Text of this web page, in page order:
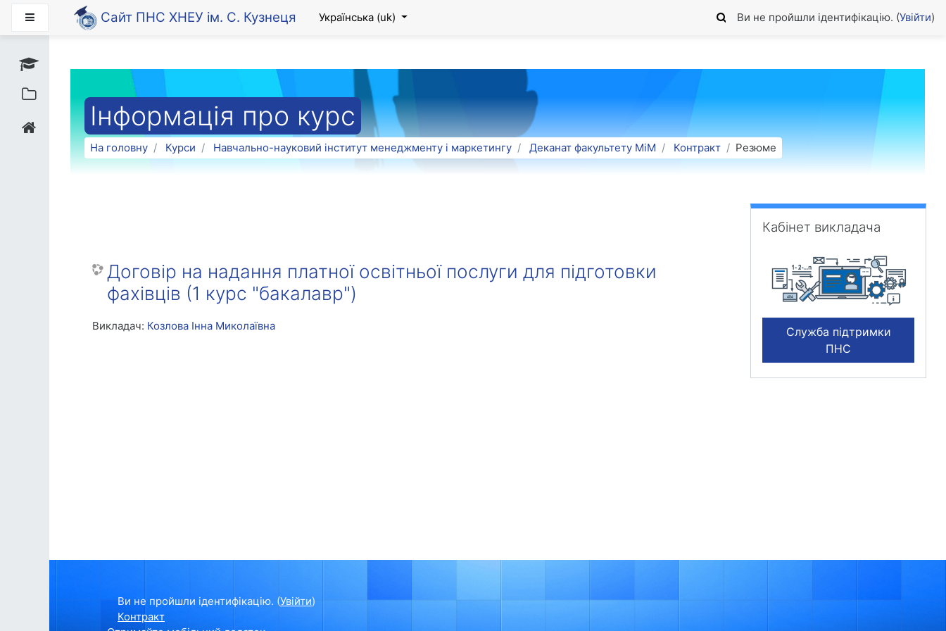
Перейти до головного вмісту
Бокова панельСайт ПНС ХНЕУ ім. С. Кузнеця Українська ‎(uk)‎ Ви не пройшли ідентифікацію. (Увійти)
Інформація про курс
На головну Курси Навчально-науковий інститут менеджменту і маркетингу Деканат факультету МіМ Контракт Резюме
Договір на надання платної освітньої послуги для підготовки
фахівців (1 курс "бакалавр")
Викладач: Козлова Інна Миколаївна
Пропустити Кабінет викладача
Кабінет викладача
Служба підтримки
ПНС
Ви не пройшли ідентифікацію. (Увійти)
Контракт